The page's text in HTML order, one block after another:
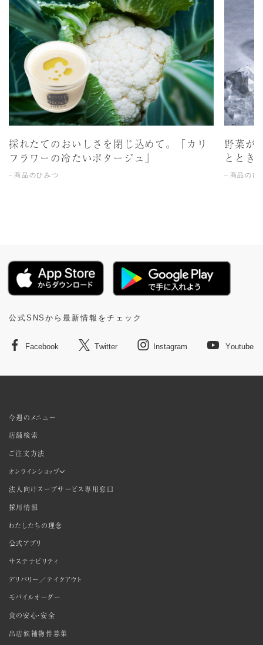
採れたてのおいしさを閉じ込めて。「カリ
フラワーの冷たいポタージュ」
商品のひみつ
野菜が
ととき
商品のひ
公式SNSから最新情報をチェック
Facebook Twitter Instagram Youtube
今週のメニュー
店舗検索
ご注文方法
オンラインショップ
法人向けスープサービス専用窓口
採用情報
わたしたちの理念
公式アプリ
サステナビリティ
デリバリー／テイクアウト
モバイルオーダー
食の安心・安全
出店候補物件募集